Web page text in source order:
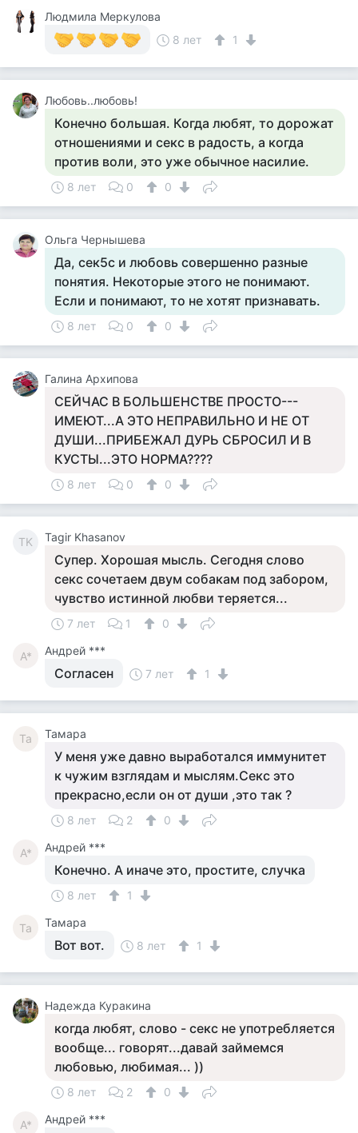
Людмила Меркулова
8 лет
1
Любовь..любовь!
Конечно большая. Когда любят, то дорожат
отношениями и секс в радость, а когда
против воли, это уже обычное насилие.
8 лет 0 0
Ольга Чернышева
Да, сек5с и любовь совершенно разные
понятия. Некоторые этого не понимают.
Если и понимают, то не хотят признавать.
8 лет 0 0
Галина Архипова
СЕЙЧАС В БОЛЬШЕНСТВЕ ПРОСТО---
ИМЕЮТ...А ЭТО НЕПРАВИЛЬНО И НЕ ОТ
ДУШИ...ПРИБЕЖАЛ ДУРЬ СБРОСИЛ И В
КУСТЫ...ЭТО НОРМА????
8 лет 0 0
TK Tagir Khasanov
Супер. Хорошая мысль. Сегодня слово
секс сочетаем двум собакам под забором,
чувство истинной любви теряется...
7 лет 1 0
А* Андрей ***
Согласен 7 лет 1
Та Тамара
У меня уже давно выработался иммунитет
к чужим взглядам и мыслям.Секс это
прекрасно,если он от души ,это так ?
8 лет 2 0
А* Андрей ***
Конечно. А иначе это, простите, случка
8 лет 1
Та Тамара
Вот вот. 8 лет 1
Надежда Куракина
когда любят, слово - секс не употребляется
вообще... говорят...давай займемся
любовью, любимая... ))
8 лет 2 0
А* Андрей ***